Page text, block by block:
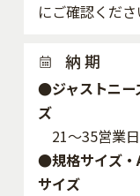
にご確認くださ
納 期
●ジャストニー
ズ
21～35営業
●規格サイズ・
サイズ